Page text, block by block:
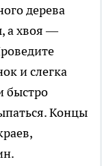
дерева
а хвоя —
и слегка
быстро
Концы